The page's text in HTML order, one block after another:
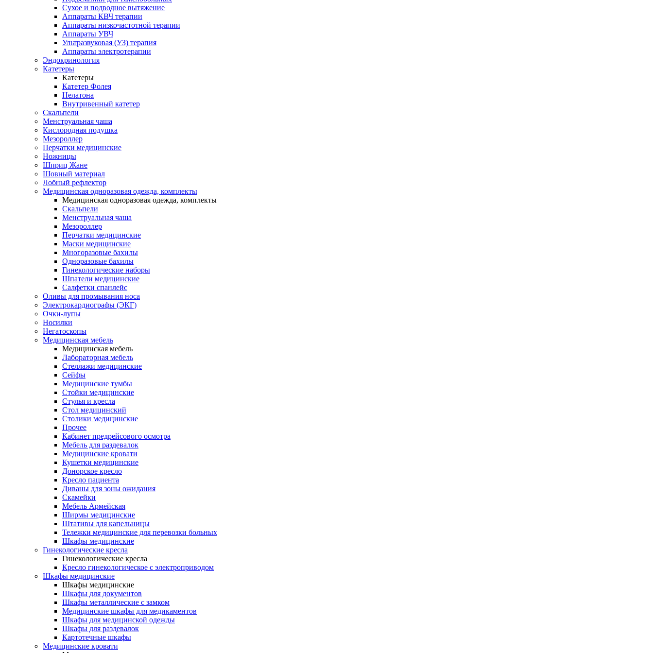
Сухое и подводное вытяжение
Аппараты КВЧ терапии
Аппараты низкочастотной терапии
Аппараты УВЧ
Ультразвуковая (УЗ) терапия
Аппараты электротерапии
Эндокринология
Катетеры
Катетеры
Катетер Фолея
Нелатона
Внутривенный катетер
Скальпели
Менструальная чаша
Кислородная подушка
Мезороллер
Перчатки медицинские
Ножницы
Шприц Жане
Шовный материал
Лобный рефлектор
Медицинская одноразовая одежда, комплекты
Медицинская одноразовая одежда, комплекты
Скальпели
Менструальная чаша
Мезороллер
Перчатки медицинские
Маски медицинские
Многоразовые бахилы
Одноразовые бахилы
Гинекологические наборы
Шпатели медицинские
Салфетки спанлейс
Оливы для промывания носа
Электрокардиографы (ЭКГ)
Очки-лупы
Носилки
Негатоскопы
Медицинская мебель
Медицинская мебель
Лабораторная мебель
Стеллажи медицинские
Сейфы
Медицинские тумбы
Стойки медицинские
Cтулья и кресла
Стол медицинский
Столики медицинские
Прочее
Кабинет предрейсового осмотра
Мебель для раздевалок
Медицинские кровати
Кушетки медицинские
Донорское кресло
Кресло пациента
Диваны для зоны ожидания
Скамейки
Мебель Армейская
Ширмы медицинские
Штативы для капельницы
Тележки медицинские для перевозки больных
Шкафы медицинские
Гинекологические кресла
Гинекологические кресла
Кресло гинекологическое с электроприводом
Шкафы медицинские
Шкафы медицинские
Шкафы для документов
Шкафы металлические с замком
Медицинские шкафы для медикаментов
Шкафы для медицинской одежды
Шкафы для раздевалок
Картотечные шкафы
Медицинские кровати